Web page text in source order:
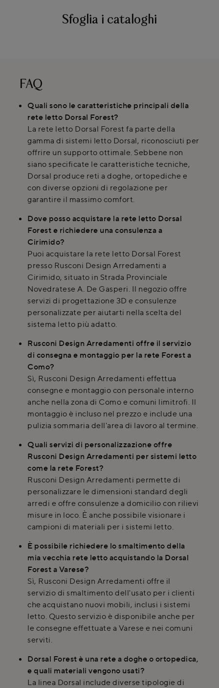
Sfoglia i cataloghi
FAQ
Quali sono le caratteristiche principali della
rete letto Dorsal Forest?
La rete letto Dorsal Forest fa parte della
gamma di sistemi letto Dorsal, riconosciuti per
offrire un supporto ottimale. Sebbene non
siano specificate le caratteristiche tecniche,
Dorsal produce reti a doghe, ortopediche e
con diverse opzioni di regolazione per
garantire il massimo comfort.
Dove posso acquistare la rete letto Dorsal
Forest e richiedere una consulenza a
Cirimido?
Puoi acquistare la rete letto Dorsal Forest
presso Rusconi Design Arredamenti a
Cirimido, situato in Strada Provinciale
Novedratese A. De Gasperi. Il negozio offre
servizi di progettazione 3D e consulenze
personalizzate per aiutarti nella scelta del
sistema letto più adatto.
Rusconi Design Arredamenti offre il servizio
di consegna e montaggio per la rete Forest a
Como?
Sì, Rusconi Design Arredamenti effettua
consegne e montaggio con personale interno
anche nella zona di Como e comuni limitrofi. Il
montaggio è incluso nel prezzo e include una
pulizia sommaria dell'area di lavoro al termine.
Quali servizi di personalizzazione offre
Rusconi Design Arredamenti per sistemi letto
come la rete Forest?
Rusconi Design Arredamenti permette di
personalizzare le dimensioni standard degli
arredi e offre consulenze a domicilio con rilievi
misure in loco. È anche possibile visionare i
campioni di materiali per i sistemi letto.
È possibile richiedere lo smaltimento della
mia vecchia rete letto acquistando la Dorsal
Forest a Varese?
Sì, Rusconi Design Arredamenti offre il
servizio di smaltimento dell'usato per i clienti
che acquistano nuovi mobili, inclusi i sistemi
letto. Questo servizio è disponibile anche per
le consegne effettuate a Varese e nei comuni
serviti.
Dorsal Forest è una rete a doghe o ortopedica,
e quali materiali vengono usati?
La linea Dorsal include diverse tipologie di